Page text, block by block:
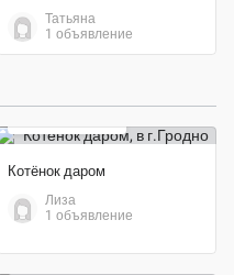
Татьяна
1 объявление
Котёнок даром
Лиза
1 объявление